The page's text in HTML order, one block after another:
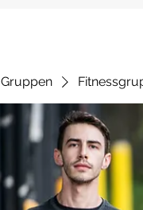
Gruppen